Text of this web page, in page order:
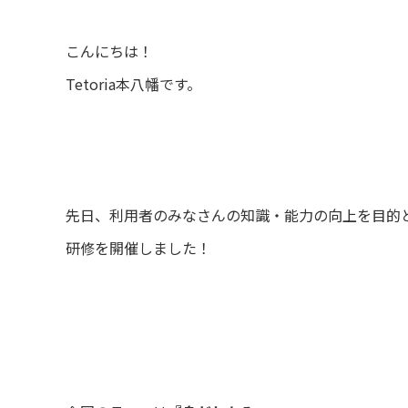
こんにちは！
Tetoria本八幡です。
先日、利用者のみなさんの知識・能力の向上を目的
研修を開催しました！